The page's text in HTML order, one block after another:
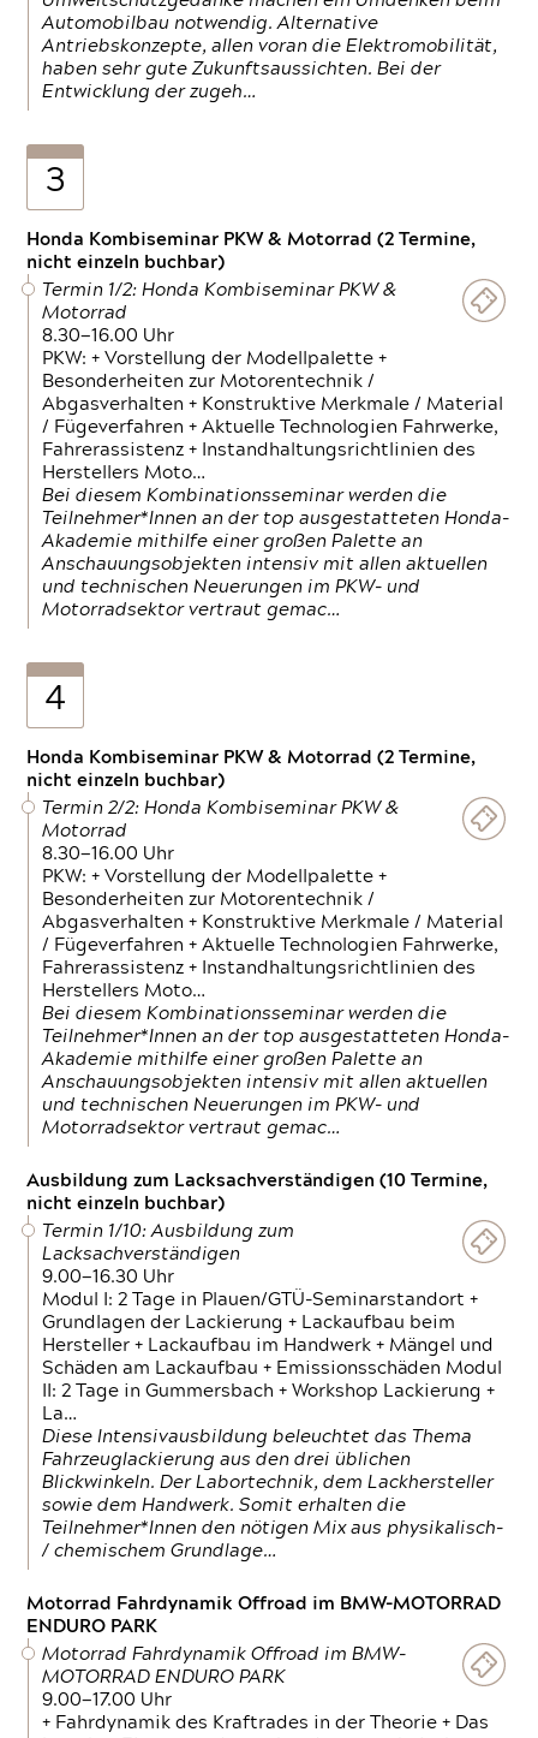
Automobilbau notwendig. Alternative
Antriebskonzepte, allen voran die Elektromobilität,
haben sehr gute Zukunftsaussichten. Bei der
Entwicklung der zugeh…
3
Honda Kombiseminar PKW & Motorrad (2 Termine,
nicht einzeln buchbar)
Termin 1/2: Honda Kombiseminar PKW &
Motorrad
8.30—16.00 Uhr
PKW: + Vorstellung der Modellpalette +
Besonderheiten zur Motorentechnik /
Abgasverhalten + Konstruktive Merkmale / Material
/ Fügeverfahren + Aktuelle Technologien Fahrwerke,
Fahrerassistenz + Instandhaltungsrichtlinien des
Herstellers Moto…
Bei diesem Kombinationsseminar werden die
Teilnehmer*Innen an der top ausgestatteten Honda-
Akademie mithilfe einer großen Palette an
Anschauungsobjekten intensiv mit allen aktuellen
und technischen Neuerungen im PKW- und
Motorradsektor vertraut gemac…
4
Honda Kombiseminar PKW & Motorrad (2 Termine,
nicht einzeln buchbar)
Termin 2/2: Honda Kombiseminar PKW &
Motorrad
8.30—16.00 Uhr
PKW: + Vorstellung der Modellpalette +
Besonderheiten zur Motorentechnik /
Abgasverhalten + Konstruktive Merkmale / Material
/ Fügeverfahren + Aktuelle Technologien Fahrwerke,
Fahrerassistenz + Instandhaltungsrichtlinien des
Herstellers Moto…
Bei diesem Kombinationsseminar werden die
Teilnehmer*Innen an der top ausgestatteten Honda-
Akademie mithilfe einer großen Palette an
Anschauungsobjekten intensiv mit allen aktuellen
und technischen Neuerungen im PKW- und
Motorradsektor vertraut gemac…
Ausbildung zum Lacksachverständigen (10 Termine,
nicht einzeln buchbar)
Termin 1/10: Ausbildung zum
Lacksachverständigen
9.00—16.30 Uhr
Modul I: 2 Tage in Plauen/GTÜ-Seminarstandort +
Grundlagen der Lackierung + Lackaufbau beim
Hersteller + Lackaufbau im Handwerk + Mängel und
Schäden am Lackaufbau + Emissionsschäden Modul
II: 2 Tage in Gummersbach + Workshop Lackierung +
La…
Diese Intensivausbildung beleuchtet das Thema
Fahrzeuglackierung aus den drei üblichen
Blickwinkeln. Der Labortechnik, dem Lackhersteller
sowie dem Handwerk. Somit erhalten die
Teilnehmer*Innen den nötigen Mix aus physikalisch-
/ chemischem Grundlage…
Motorrad Fahrdynamik Offroad im BMW-MOTORRAD
ENDURO PARK
Motorrad Fahrdynamik Offroad im BMW-
MOTORRAD ENDURO PARK
9.00—17.00 Uhr
+ Fahrdynamik des Kraftrades in der Theorie + Das